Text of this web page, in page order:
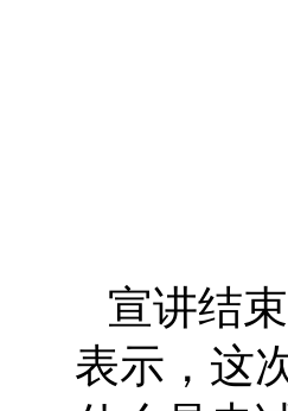
宣讲结
表示，这